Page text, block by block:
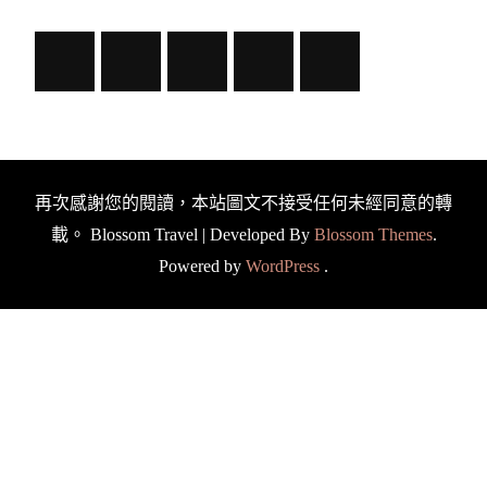
再次感謝您的閱讀，本站圖文不接受任何未經同意的轉
載。 Blossom Travel | Developed By Blossom Themes.
Powered by WordPress .